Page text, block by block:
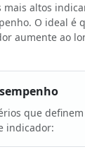
mais altos
O ideal é
aumente ao
que
indicador: